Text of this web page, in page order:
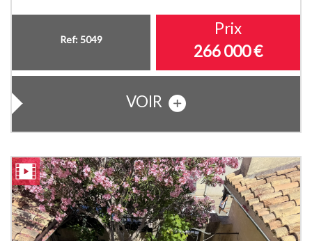
Ref: 5049
Prix
266 000€
VOIR